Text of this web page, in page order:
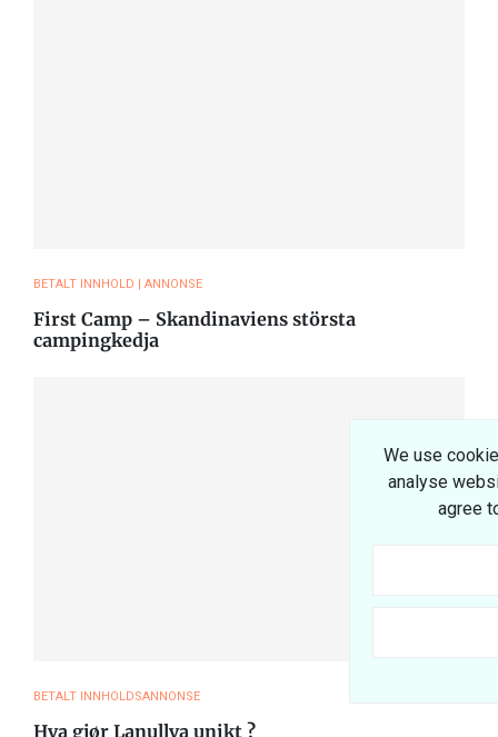
BETALT INNHOLD | ANNONSE
First Camp – Skandinaviens största
campingkedja
BETALT INNHOLDSANNONSE
Hva gjør Lanullva unikt ?
We use
analyse
agree